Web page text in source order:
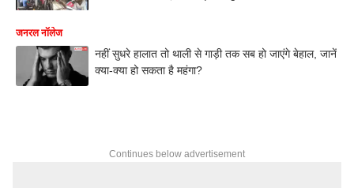
जनरल नॉलेज
नहीं सुधरे हालात तो थाली से गाड़ी तक सब हो जाएंगे बेहाल, जानें
क्या-क्या हो सकता है महंगा?
Continues below advertisement